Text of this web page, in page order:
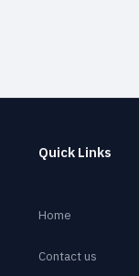
Quick Links
Home
Contact us